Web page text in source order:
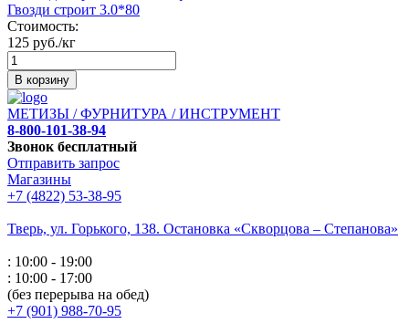
Гвозди строит 3.0*80
Стоимость:
125 руб./кг
В корзину
МЕТИЗЫ / ФУРНИТУРА / ИНСТРУМЕНТ
8-800-101-38-94
Звонок бесплатный
Отправить запрос
Магазины
+7 (4822) 53-38-95
Тверь, ул. Горького, 138. Остановка «Скворцова – Степанова»
: 10:00 - 19:00
: 10:00 - 17:00
(без перерыва на обед)
+7 (901) 988-70-95